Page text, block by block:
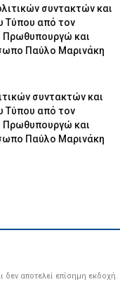
συντακτών και
Τύπου από τον
και
Παύλο Μαρινάκη
συντακτών και
Τύπου από τον
και
Παύλο Μαρινάκη
δεν αποτελεί επίσημη εκδοχή.